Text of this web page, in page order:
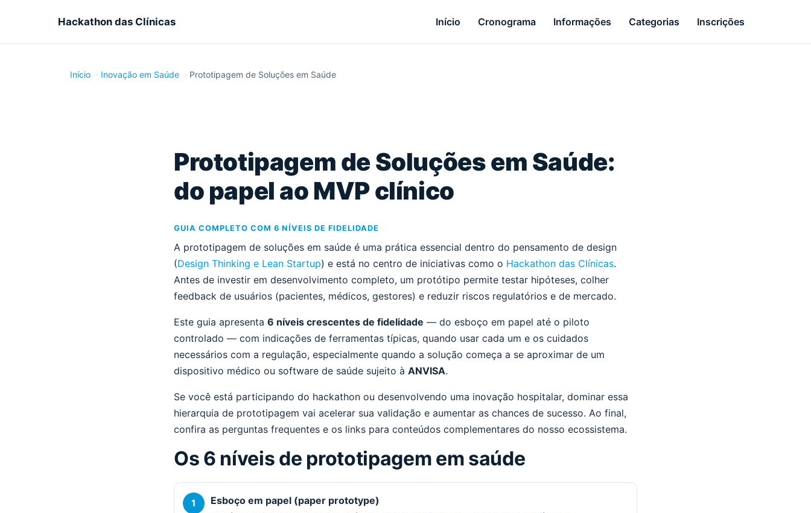
Hackathon das Clínicas Início Cronograma Informações Categorias Inscrições
Início Inovação em Saúde Prototipagem de Soluções em Saúde
Prototipagem de Soluções em Saúde:
do papel ao MVP clínico
GUIA COMPLETO COM 6 NÍVEIS DE FIDELIDADE
A prototipagem de soluções em saúde é uma prática essencial dentro do pensamento de design
(Design Thinking e Lean Startup) e está no centro de iniciativas como o Hackathon das Clínicas.
Antes de investir em desenvolvimento completo, um protótipo permite testar hipóteses, colher
feedback de usuários (pacientes, médicos, gestores) e reduzir riscos regulatórios e de mercado.
Este guia apresenta 6 níveis crescentes de fidelidade — do esboço em papel até o piloto
controlado — com indicações de ferramentas típicas, quando usar cada um e os cuidados
necessários com a regulação, especialmente quando a solução começa a se aproximar de um
dispositivo médico ou software de saúde sujeito à ANVISA.
Se você está participando do hackathon ou desenvolvendo uma inovação hospitalar, dominar essa
hierarquia de prototipagem vai acelerar sua validação e aumentar as chances de sucesso. Ao final,
confira as perguntas frequentes e os links para conteúdos complementares do nosso ecossistema.
Os 6 níveis de prototipagem em saúde
Esboço em papel (paper prototype)